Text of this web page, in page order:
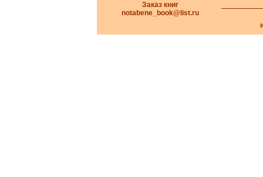
Заказ книг
notabene_book@list.ru